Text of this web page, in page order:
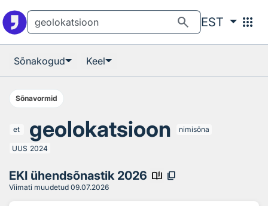
search EST apps
Sõnakogud Keel
Sõnavormid
et geolokatsioon nimisõna
UUS 2024
EKI ühendsõnastik 2026 book_ribbon content_copy
Viimati muudetud 09.07.2026